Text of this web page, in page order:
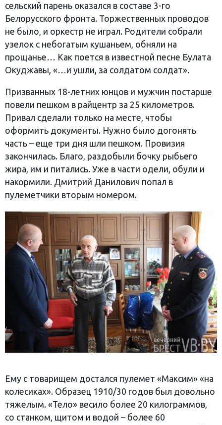
сельский парень оказался в составе 3-го
Белорусского фронта. Торжественных проводов
не было, и оркестр не играл. Родители собрали
узелок с небогатым кушаньем, обняли на
прощанье… Как поется в известной песне Булата
Окуджавы, «…и ушли, за солдатом солдат».
Призванных 18-летних юнцов и мужчин постарше
повели пешком в райцентр за 25 километров.
Привал сделали только на месте, чтобы
оформить документы. Нужно было догонять
часть – еще три дня шли пешком. Провизия
закончилась. Благо, раздобыли бочку рыбьего
жира, им и питались. Уже в части одели, обули и
накормили. Дмитрий Данилович попал в
пулеметчики вторым номером.
Ему с товарищем достался пулемет «Максим» «на
колесиках». Образец 1910/30 годов был довольно
тяжелым. «Тело» весило более 20 килограммов,
со станком, щитом и водой – более 60